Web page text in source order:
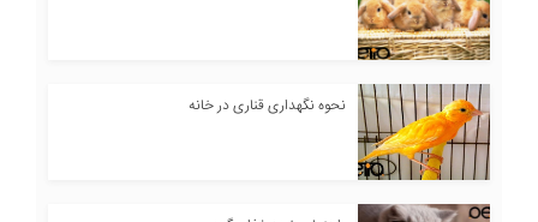
نحوه نگهداری قناری در خانه